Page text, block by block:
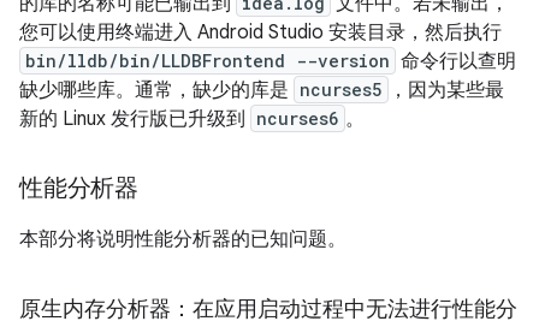
您可以使用终端进入 Android Studio 安装目录，然后执行
bin/lldb/bin/LLDBFrontend --version 命令行以查明
缺少哪些库。通常，缺少的库是 ncurses5
，因为某些最
新的 Linux 发行版已升级到 ncurses6 。
性能分析器
本部分将说明性能分析器的已知问题。
原生内存分析器：在应用启动过程中无法进行性能分